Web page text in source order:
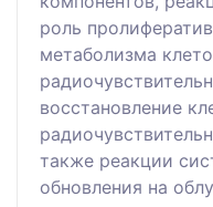
роль
метаболизма
восстановление
также реакции
обновления на